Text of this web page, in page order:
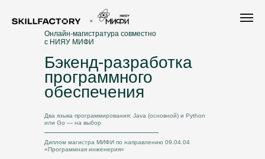
Онлайн-магистратура совместно
с НИЯУ МИФИ
Бэкенд-разработка
программного
обеспечения
Два языка программирования: Java (основной) и Python
или Go — на выбор
Диплом магистра МИФИ по направлению 09.04.04
«Программная инженерия»